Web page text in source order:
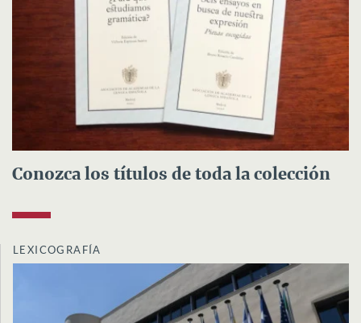
Conozca los títulos de toda la colección
LEXICOGRAFÍA